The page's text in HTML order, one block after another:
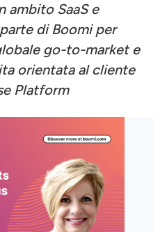
ambito SaaS e
di Boomi per
go-to-market e
orientata al cliente
Platform